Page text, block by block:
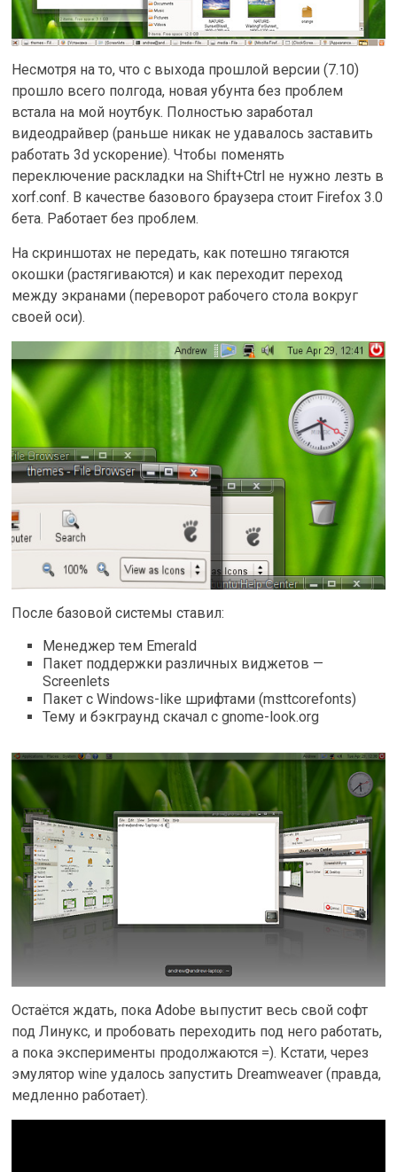
Несмотря на то, что с выхода прошлой версии (7.10)
прошло всего полгода, новая убунта без проблем
встала на мой ноутбук. Полностью заработал
видеодрайвер (раньше никак не удавалось заставить
работать 3d ускорение). Чтобы поменять
переключение раскладки на Shift+Ctrl не нужно лезть в
xorf.conf. В качестве базового браузера стоит Firefox 3.0
бета. Работает без проблем.
На скриншотах не передать, как потешно тягаются
окошки (растягиваются) и как переходит переход
между экранами (переворот рабочего стола вокруг
своей оси).
После базовой системы ставил:
Менеджер тем Emerald
Пакет поддержки различных виджетов —
Screenlets
Пакет с Windows-like шрифтами (msttcorefonts)
Тему и бэкграунд скачал с gnome-look.org
Остаётся ждать, пока Adobe выпустит весь свой софт
под Линукс, и пробовать переходить под него работать,
а пока эксперименты продолжаются =). Кстати, через
эмулятор wine удалось запустить Dreamweaver (правда,
медленно работает).